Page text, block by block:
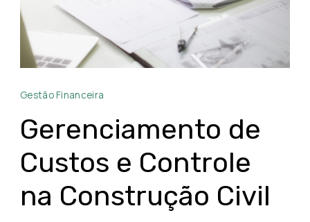
em
Orçamentação,
Planejamento
e
Controle
na
Gestão Financeira
Gerenciamento de
Custos e Controle
na Construção Civil